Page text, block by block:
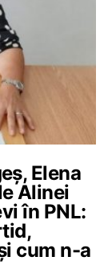
Elena
Alinei
în PNL:
cum n-a